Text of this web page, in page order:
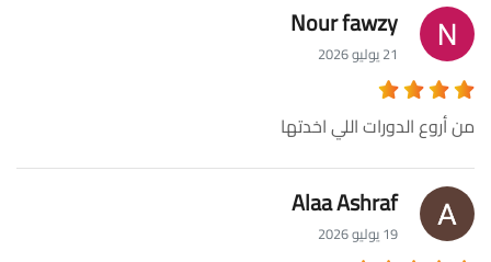
Nour fawzy
21 يوليو 2026
من أروع الدورات اللي اخدتها
Alaa Ashraf
19 يوليو 2026